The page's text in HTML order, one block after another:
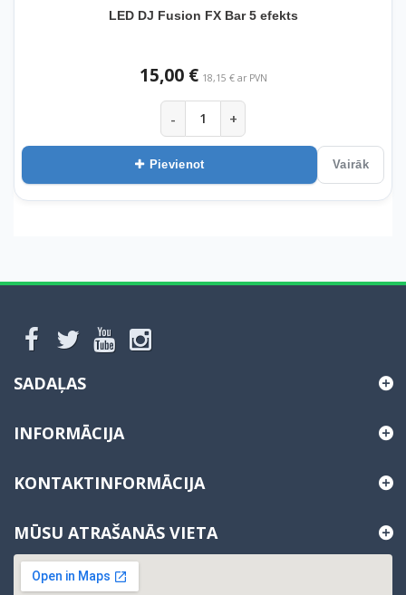
LED DJ Fusion FX Bar 5 efekts
15,00 € 18,15 € ar PVN
- +
Pievienot Vairāk
SADAĻAS
INFORMĀCIJA
KONTAKTINFORMĀCIJA
MŪSU ATRAŠANĀS VIETA